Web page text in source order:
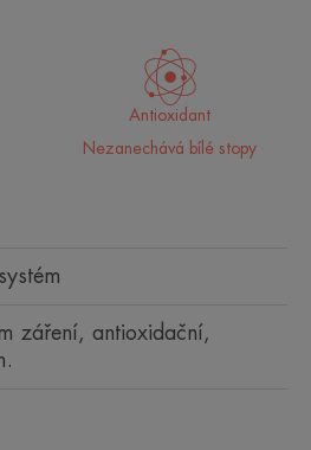
Antioxidant
Nezanechává bílé stopy
záření, antioxidační,